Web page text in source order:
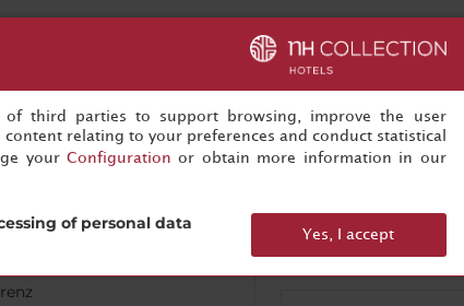
Services
Ausrüstung
Feiern
third parties to support browsing, improve the user
relating to your preferences and conduct statistical
your Configuration or obtain more information in our
of personal data
Yes, I accept